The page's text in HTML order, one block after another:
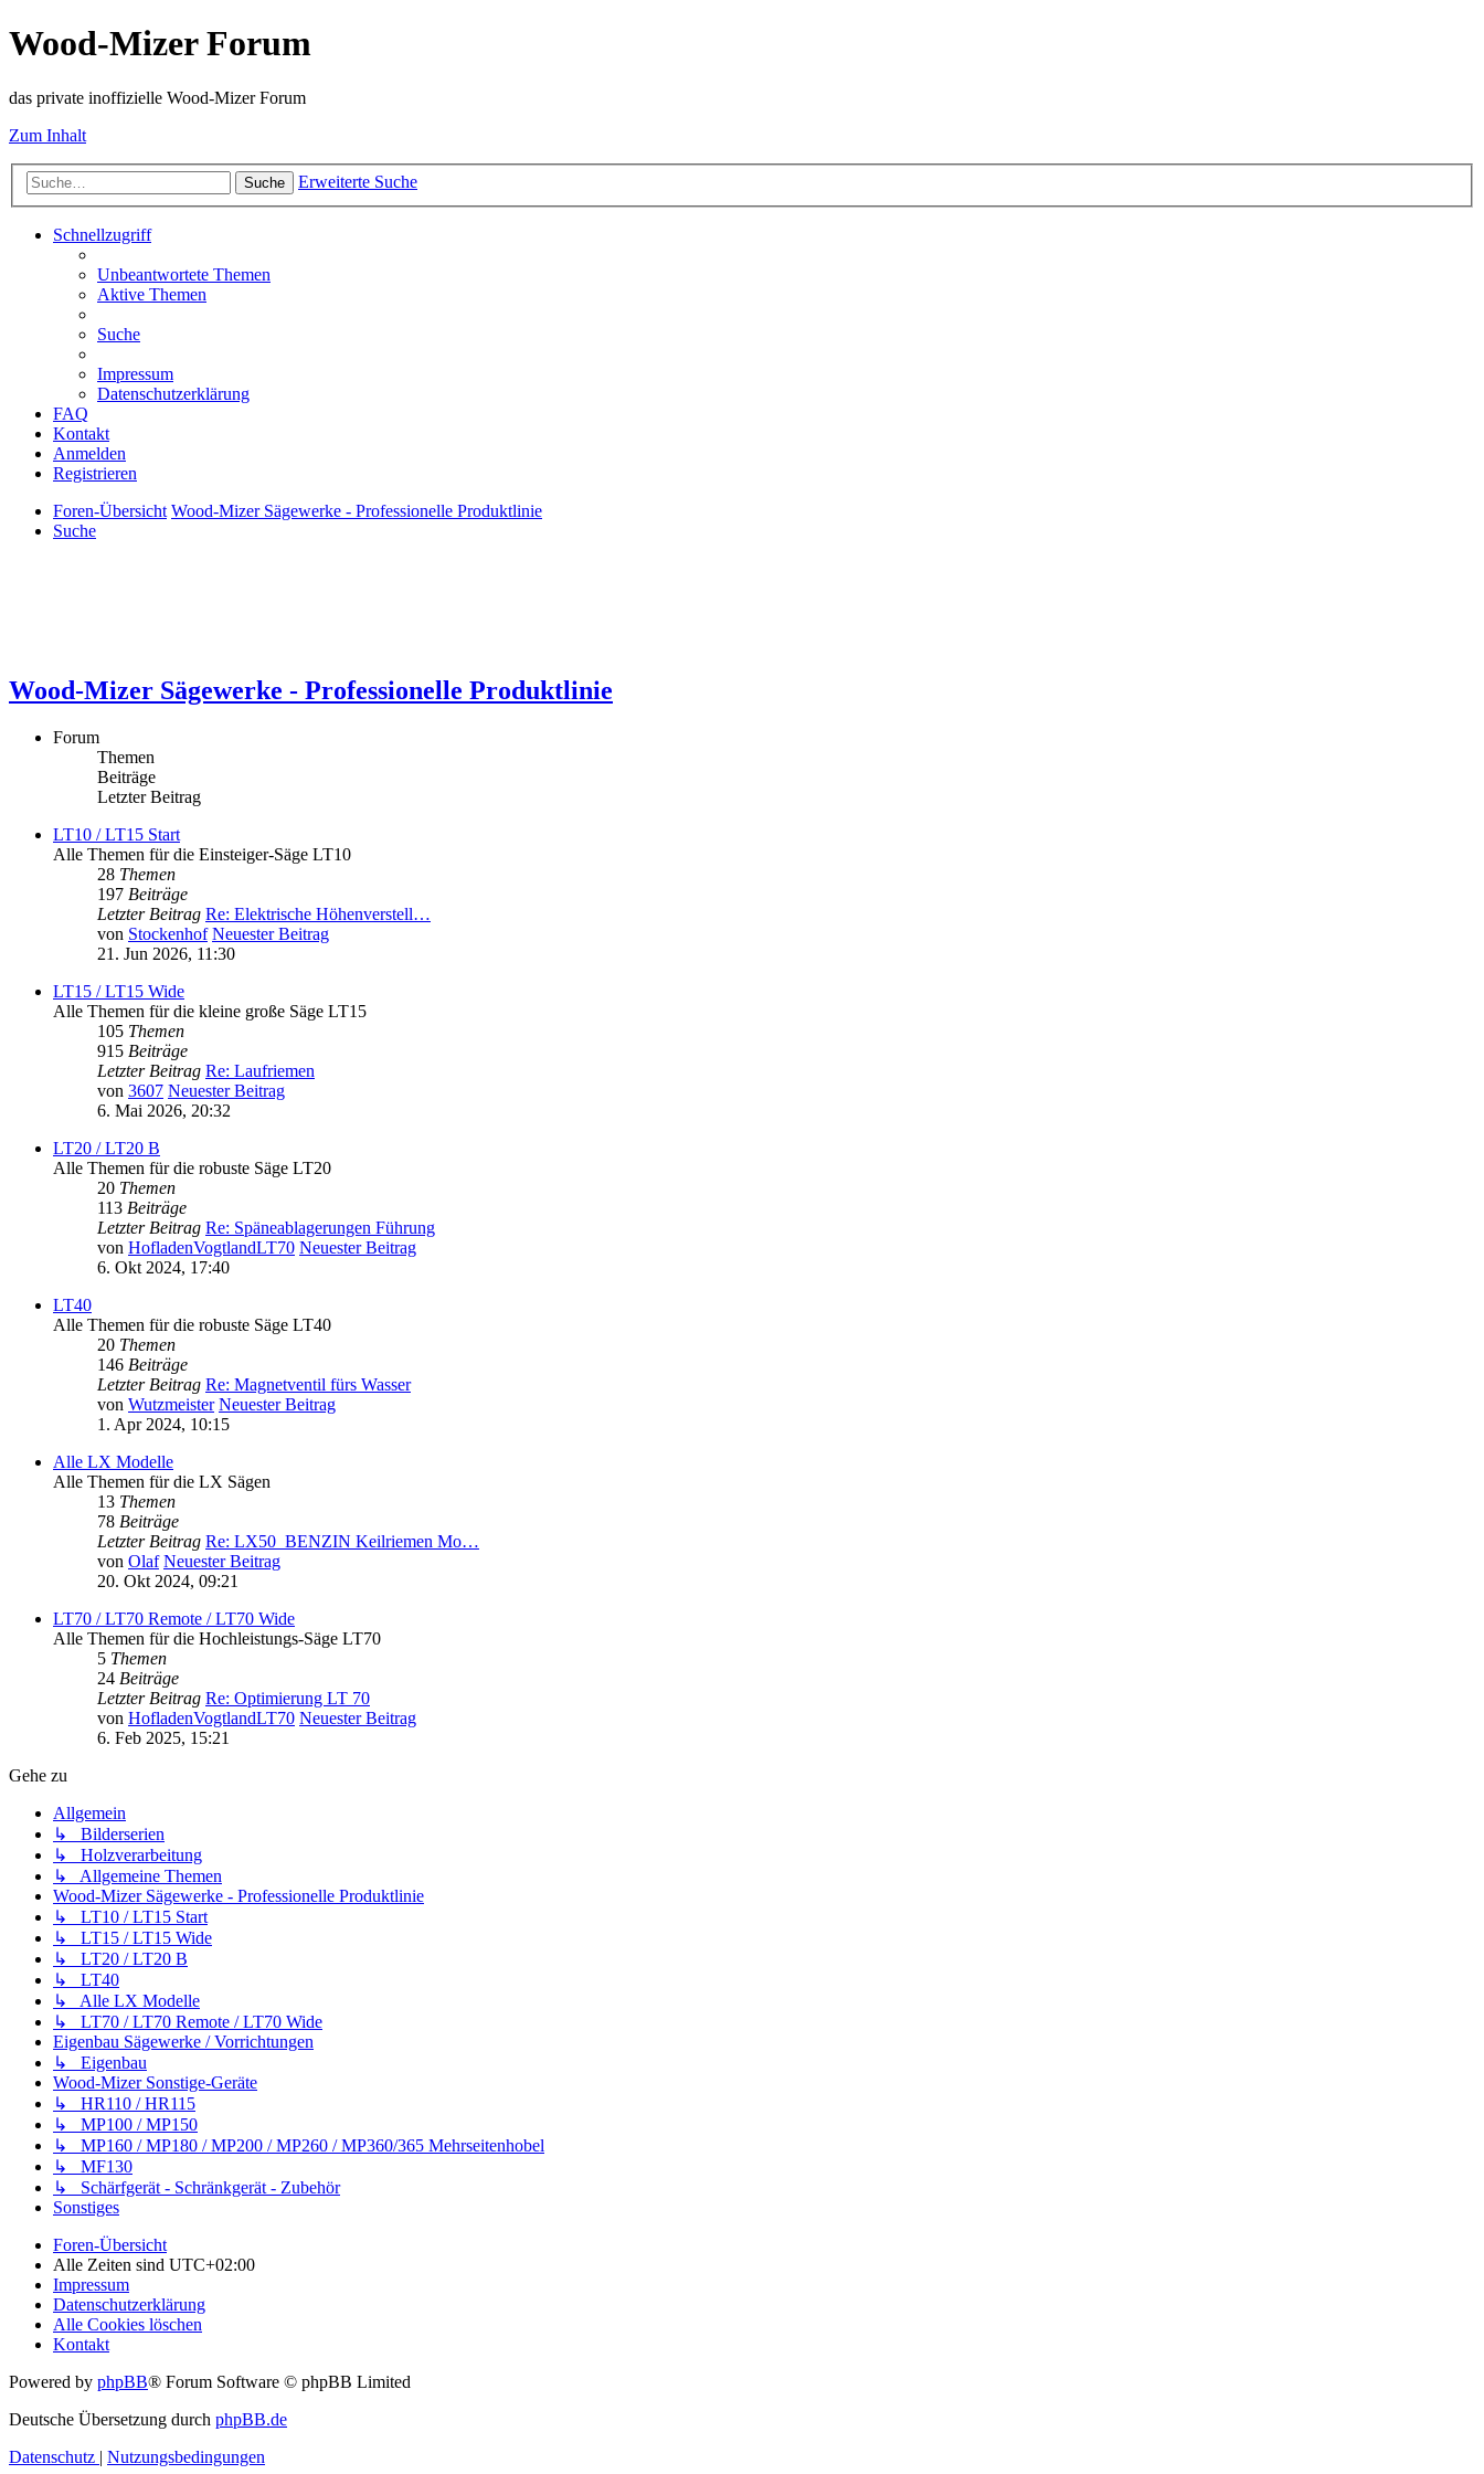
Wood-Mizer Forum
das private inoffizielle Wood-Mizer Forum
Zum Inhalt
Suche Erweiterte Suche
Schnellzugriff
Unbeantwortete Themen
Aktive Themen
Suche
Impressum
Datenschutzerklärung
FAQ
Kontakt
Anmelden
Registrieren
Foren-Übersicht Wood-Mizer Sägewerke - Professionelle Produktlinie
Suche
Wood-Mizer Sägewerke - Professionelle Produktlinie
Forum
Themen
Beiträge
Letzter Beitrag
LT10 / LT15 Start
Alle Themen für die Einsteiger-Säge LT10
28 Themen
197 Beiträge
Letzter Beitrag Re: Elektrische Höhenverstell…
von Stockenhof Neuester Beitrag
21. Jun 2026, 11:30
LT15 / LT15 Wide
Alle Themen für die kleine große Säge LT15
105 Themen
915 Beiträge
Letzter Beitrag Re: Laufriemen
von 3607 Neuester Beitrag
6. Mai 2026, 20:32
LT20 / LT20 B
Alle Themen für die robuste Säge LT20
20 Themen
113 Beiträge
Letzter Beitrag Re: Späneablagerungen Führung
von HofladenVogtlandLT70 Neuester Beitrag
6. Okt 2024, 17:40
LT40
Alle Themen für die robuste Säge LT40
20 Themen
146 Beiträge
Letzter Beitrag Re: Magnetventil fürs Wasser
von Wutzmeister Neuester Beitrag
1. Apr 2024, 10:15
Alle LX Modelle
Alle Themen für die LX Sägen
13 Themen
78 Beiträge
Letzter Beitrag Re: LX50_BENZIN Keilriemen Mo…
von Olaf Neuester Beitrag
20. Okt 2024, 09:21
LT70 / LT70 Remote / LT70 Wide
Alle Themen für die Hochleistungs-Säge LT70
5 Themen
24 Beiträge
Letzter Beitrag Re: Optimierung LT 70
von HofladenVogtlandLT70 Neuester Beitrag
6. Feb 2025, 15:21
Gehe zu
Allgemein
↳ Bilderserien
↳ Holzverarbeitung
↳ Allgemeine Themen
Wood-Mizer Sägewerke - Professionelle Produktlinie
↳ LT10 / LT15 Start
↳ LT15 / LT15 Wide
↳ LT20 / LT20 B
↳ LT40
↳ Alle LX Modelle
↳ LT70 / LT70 Remote / LT70 Wide
Eigenbau Sägewerke / Vorrichtungen
↳ Eigenbau
Wood-Mizer Sonstige-Geräte
↳ HR110 / HR115
↳ MP100 / MP150
↳ MP160 / MP180 / MP200 / MP260 / MP360/365 Mehrseitenhobel
↳ MF130
↳ Schärfgerät - Schränkgerät - Zubehör
Sonstiges
Foren-Übersicht
Alle Zeiten sind UTC+02:00
Impressum
Datenschutzerklärung
Alle Cookies löschen
Kontakt
Powered by phpBB® Forum Software © phpBB Limited
Deutsche Übersetzung durch phpBB.de
Datenschutz | Nutzungsbedingungen